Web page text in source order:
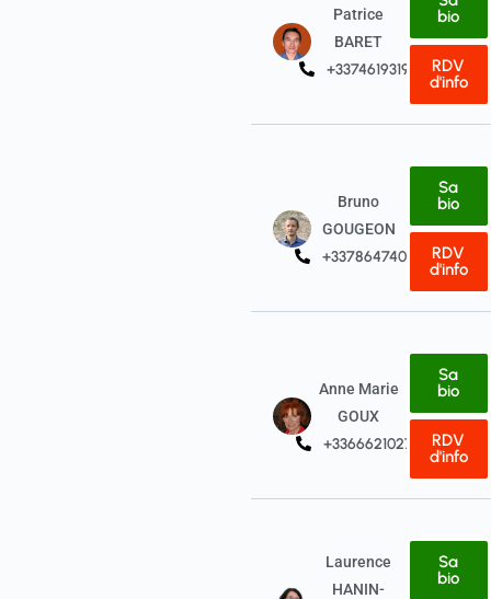
Patrice
BARET
+33746193194
bio
RDV
d'info
Bruno
GOUGEON
+33786474043
Sa
bio
RDV
d'info
Anne Marie
GOUX
+33666210277
Sa
bio
RDV
d'info
Laurence
HANIN-
Sa
bio